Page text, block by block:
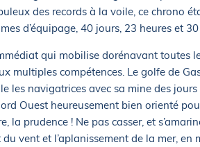
des records à la voile, ce chrono
d’équipage, 40 jours, 23 heures et
qui mobilise dorénavant toutes
multiples compétences. Le golfe de
les navigatrices avec sa mine des
Ouest heureusement bien orienté
la prudence ! Ne pas casser, et
vent et l’aplanissement de la mer, en